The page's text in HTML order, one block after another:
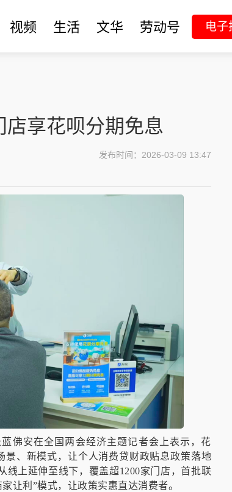
视频 生活 文华 劳动号 电子
享花呗分期免息
发布时间：2026-03-09 13:47
佛安在全国两会经济主题记者会上表示，花
、新模式，让个人消费贷财政贴息政策落地
线上延伸至线下，覆盖超1200家门店，首批联
让利”模式，让政策实惠直达消费者。